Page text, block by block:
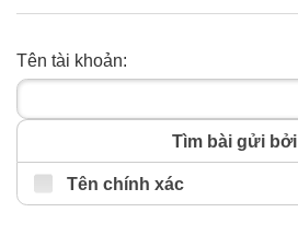
Tên tài khoản:
Tìm bài gửi bởi
Tên chính xác